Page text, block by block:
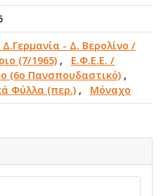
- Δ. Βερολίνο /
(7/1965) , Ε.Φ.Ε.Ε. /
(6ο Πανσπουδαστικό) ,
Φύλλα (περ.) , Μόναχο